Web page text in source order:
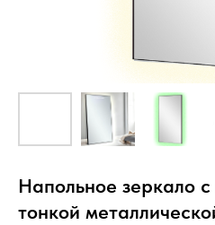
Напольное зеркало
тонкой